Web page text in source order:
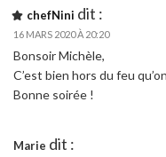
chefNini dit :
16 MARS 2020 À 20:20
Bonsoir Michèle,
C’est bien hors du feu
Bonne soirée !
Marie dit :